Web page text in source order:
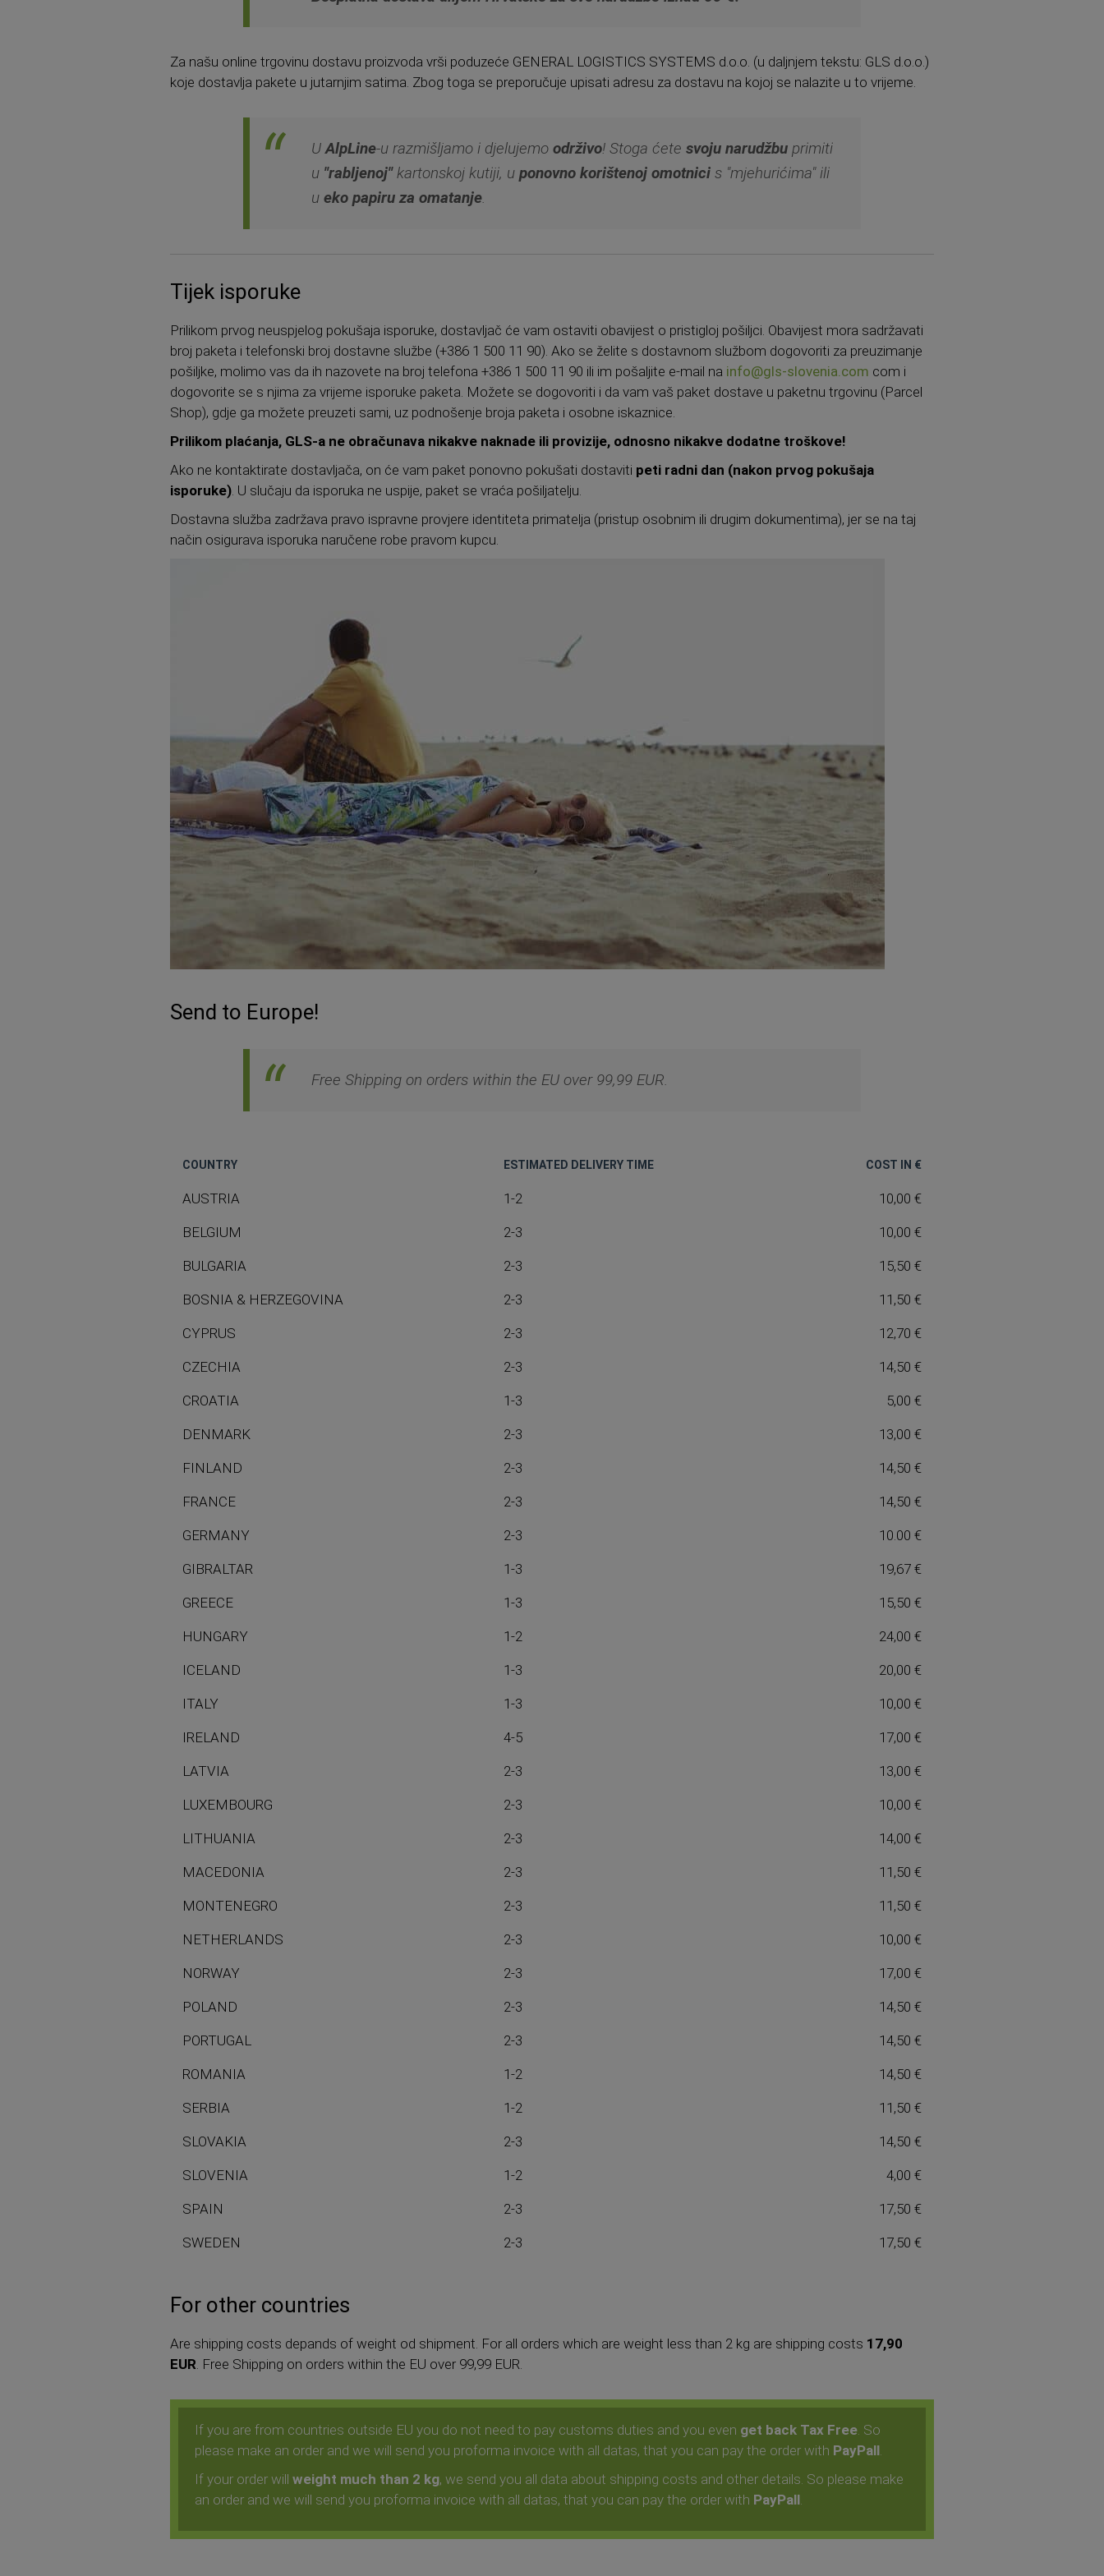
Za našu online trgovinu dostavu proizvoda vrši poduzeće GENERAL LOGISTICS SYSTEMS d.o.o. (u daljnjem tekstu: GLS d.o.o.)
koje dostavlja pakete u jutarnjim satima. Zbog toga se preporučuje upisati adresu za dostavu na kojoj se nalazite u to vrijeme.
UAlpLine-u razmišljamo i djelujemo održivo! Stoga ćete svoju narudžbu primiti
u "rabljenoj"kartonskoj kutiji, u ponovno korištenoj omotnici s "mjehurićima" ili
u eko papiru za omatanje.
Tijek isporuke
Prilikom prvog neuspjelog pokušaja isporuke, dostavljač će vam ostaviti obavijest o pristigloj pošiljci. Obavijest mora sadržavati
broj paketa i telefonski broj dostavne službe (+386 1 500 11 90). Ako se želite s dostavnom službom dogovoriti za preuzimanje
pošiljke, molimo vas da ih nazovete na broj telefona +386 1 500 11 90 ili im pošaljite e-mail na info@gls-slovenia.com com i
dogovorite se s njima za vrijeme isporuke paketa. Možete se dogovoriti i da vam vaš paket dostave u paketnu trgovinu (Parcel
Shop), gdje ga možete preuzeti sami, uz podnošenje broja paketa i osobne iskaznice.
Prilikom plaćanja, GLS-a ne obračunava nikakve naknade ili provizije, odnosno nikakve dodatne troškove!
Ako ne kontaktirate dostavljača, on će vam paket ponovno pokušati dostaviti peti radni dan (nakon prvog pokušaja
isporuke) . U slučaju da isporuka ne uspije, paket se vraća pošiljatelju.
Dostavna služba zadržava pravo ispravne provjere identiteta primatelja (pristup osobnim ili drugim dokumentima), jer se na taj
način osigurava isporuka naručene robe pravom kupcu.
Send to Europe!
Free Shipping on orders within the EU over 99,99 EUR.
COUNTRY ESTIMATED DELIVERY TIME COST IN €
AUSTRIA 1-2 10,00 €
BELGIUM 2-3 10,00 €
BULGARIA 2-3 15,50 €
BOSNIA & HERZEGOVINA 2-3 11,50 €
CYPRUS 2-3 12,70 €
CZECHIA 2-3 14,50 €
CROATIA 1-3 5,00 €
DENMARK 2-3 13,00 €
FINLAND 2-3 14,50 €
FRANCE 2-3 14,50 €
GERMANY 2-3 10.00 €
GIBRALTAR 1-3 19,67 €
GREECE 1-3 15,50 €
HUNGARY 1-2 24,00 €
ICELAND 1-3 20,00 €
ITALY 1-3 10,00 €
IRELAND 4-5 17,00 €
LATVIA 2-3 13,00 €
LUXEMBOURG 2-3 10,00 €
LITHUANIA 2-3 14,00 €
MACEDONIA 2-3 11,50 €
MONTENEGRO 2-3 11,50 €
NETHERLANDS 2-3 10,00 €
NORWAY 2-3 17,00 €
POLAND 2-3 14,50 €
PORTUGAL 2-3 14,50 €
ROMANIA 1-2 14,50 €
SERBIA 1-2 11,50 €
SLOVAKIA 2-3 14,50 €
SLOVENIA 1-2 4,00 €
SPAIN 2-3 17,50 €
SWEDEN 2-3 17,50 €
For other countries
Are shipping costs depands of weight od shipment. For all orders which are weight less than 2 kg are shipping costs 17,90
EUR . Free Shipping on orders within the EU over 99,99 EUR.
If you are from countries outside EU you do not need to pay customs duties and you even get back Tax Free . So
please make an order and we will send you proforma invoice with all datas, that you can pay the order with PayPall
If your order will weight much than 2 kg, we send you all data about shipping costs and other details. So please make
an order and we will send you proforma invoice with all datas, that you can pay the order with PayPall